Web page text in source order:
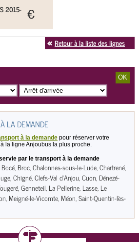
2015-
Retour à la liste des lignes
LA DEMANDE
à la demande pour réserver votre
la ligne Anjoubus la plus proche.
par le transport à la demande
Broc, Chalonnes-sous-le-Lude, Chartrené,
Chigné, Clefs-Val d'Anjou, Cuon, Dénezé-
Genneteil, La Pellerine, Lasse, Le
Meigné-le-Vicomte, Méon, Saint-Quentin-lès-